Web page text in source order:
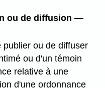
ou de diffusion —
publier ou de diffuser
ou d'un témoin
relative à une
d'une ordonnance